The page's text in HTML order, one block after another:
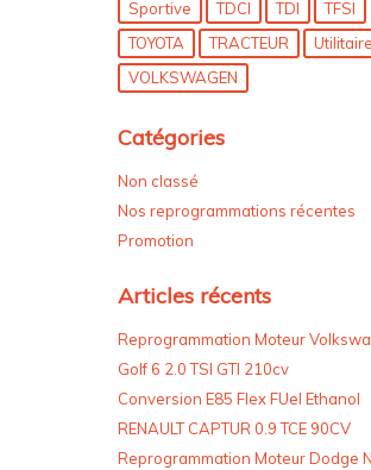
Sportive TDCI TDI
TFSI
TOYOTA
TRACTEUR
Utilitaire
VOLKSWAGEN
Catégories
Non classé
Nos reprogrammations récentes
Promotion
Articles récents
Reprogrammation Moteur
Golf 6 2.0 TSI GTI 210cv
Conversion E85 Flex FUel Ethanol
RENAULT CAPTUR 0.9 TCE 90CV
Reprogrammation Moteur Dodge